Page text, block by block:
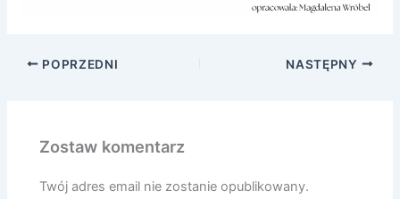
POPRZEDNI NASTĘPNY
Zostaw komentarz
Twój adres email nie zostanie opublikowany.